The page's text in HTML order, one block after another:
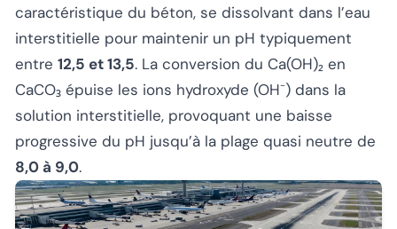
caractéristique du béton, se dissolvant dans l’eau
interstitielle pour maintenir un pH typiquement
entre 12,5 et 13,5. La conversion du Ca(OH)₂ en
CaCO₃ épuise les ions hydroxyde (OH⁻) dans la
solution interstitielle, provoquant une baisse
progressive du pH jusqu’à la plage quasi neutre de
8,0 à 9,0.